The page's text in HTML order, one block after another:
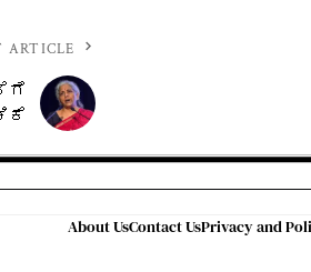
ARTICLE
About UsContact UsPrivacy and